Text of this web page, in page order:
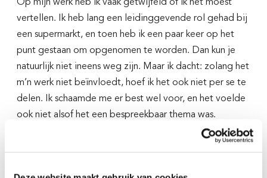
Over
vertellen. Ik heb lang een leidinggevende rol gehad bij
een supermarkt, en toen heb ik een paar keer op het
punt gestaan om opgenomen te worden. Dan kun je
natuurlijk niet ineens weg zijn. Maar ik dacht: zolang het
m’n werk niet beïnvloedt, hoef ik het ook niet per se te
delen. Ik schaamde me er best wel voor, en het voelde
ook niet alsof het een bespreekbaar thema was.
Houd ons op de hoogte van
jouw ervaring
We hebben deze tools samen met docenten ontwikkeld.
En:dit willen we blijven doen. Daar hebben we jou
voor nodig. Laat je mailadres achter zodat we je later
nog eens kunnen benaderen. We zijn benieuwd naar
jouw feedback en jouw ervaringen in de klas. Doe je